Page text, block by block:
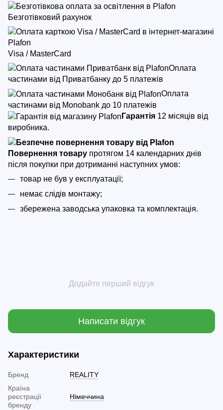
Безготівковий рахунок
Visa / MasterCard
Оплата
частинами від Приватбанку до 5 платежів
Оплата
частинами від Monobank до 10 платежів
Гарантія 12 місяців від
виробника.
Повернення товару протягом 14 календарних днів
після покупки при дотриманні наступних умов:
товар не був у експлуатації;
немає слідів монтажу;
збережена заводська упаковка та комплектація.
Додайте перший відгук
Написати відгук
Характеристики
Бренд
REALITY
Країна
реєстрації
бренду
Німеччина